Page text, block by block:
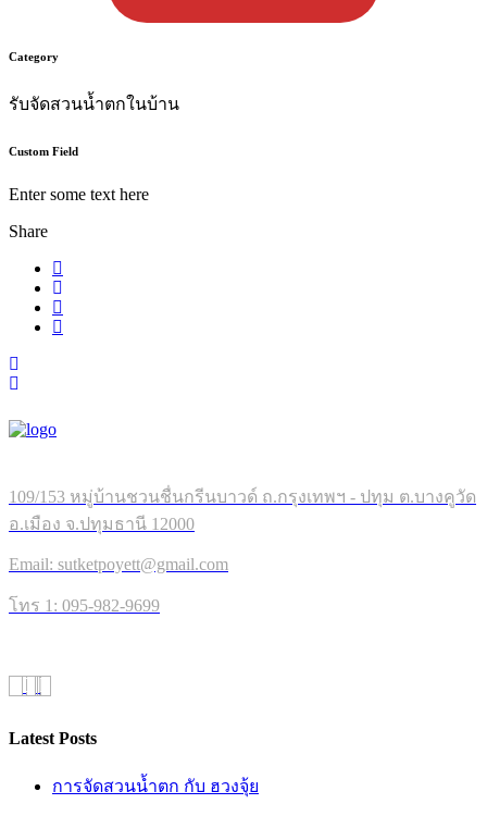
Category
รับจัดสวนน้ำตกในบ้าน
Custom Field
Enter some text here
Share
109/153 หมู่บ้านชวนชื่นกรีนบาวด์ ถ.กรุงเทพฯ - ปทุม ต.บางคูวัด
อ.เมือง จ.ปทุมธานี 12000
Email: sutketpoyett@gmail.com
โทร 1: 095-982-9699
Latest Posts
การจัดสวนน้ำตก กับ ฮวงจุ้ย